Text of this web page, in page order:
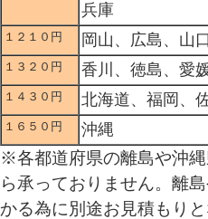
兵庫
１２１０円 岡山、広島、山
１３２０円 香川、徳島、愛
１４３０円 北海道、福岡、
１６５０円 沖縄
※各都道府県の離島や沖
ら承っておりません。離
かる為に別途お見積もり